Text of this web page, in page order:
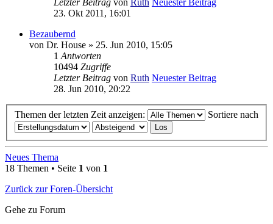
Letzter Beitrag von Ruth Neuester Beitrag
23. Okt 2011, 16:01
Bezaubernd
von Dr. House » 25. Jun 2010, 15:05
1 Antworten
10494 Zugriffe
Letzter Beitrag von Ruth Neuester Beitrag
28. Jun 2010, 20:22
Themen der letzten Zeit anzeigen: Sortiere nach
Neues Thema
18 Themen • Seite 1 von 1
Zurück zur Foren-Übersicht
Gehe zu Forum